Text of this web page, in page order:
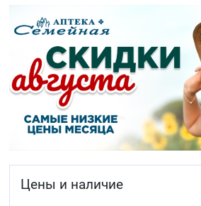
Цены и наличие